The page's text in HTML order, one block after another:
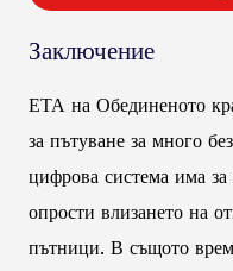
Заключение
ЕТА на Обединеното
за пътуване за много
цифрова система има
опрости влизането на
пътници. В същото